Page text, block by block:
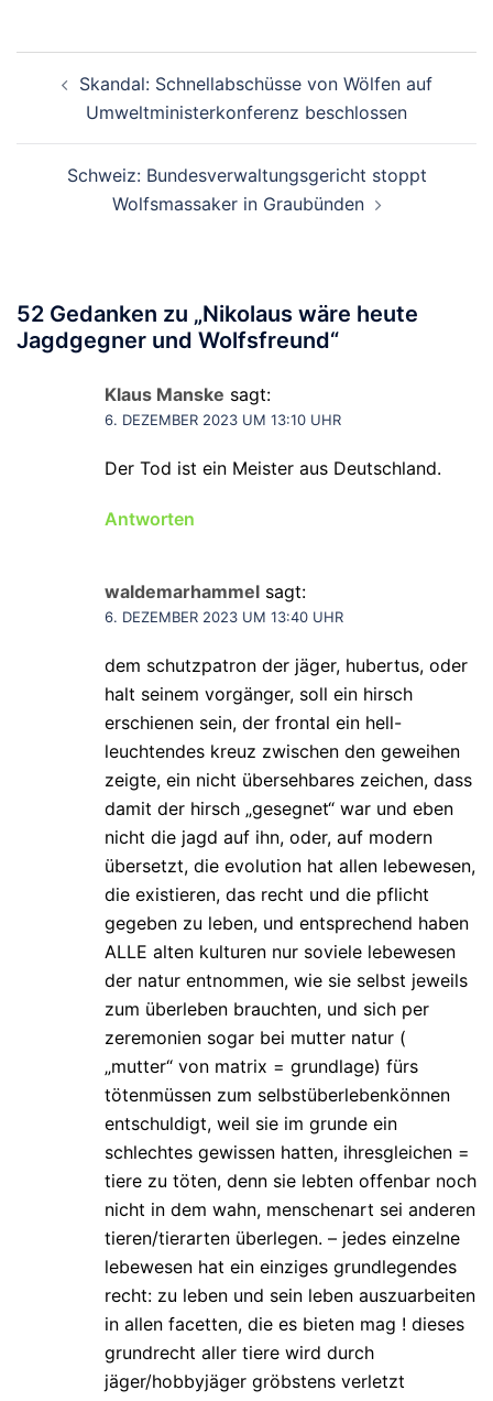
Skandal: Schnellabschüsse von Wölfen auf
Umweltministerkonferenz beschlossen
Schweiz: Bundesverwaltungsgericht stoppt
Wolfsmassaker in Graubünden
52 Gedanken zu „Nikolaus wäre heute
Jagdgegner und Wolfsfreund“
Klaus Manske sagt:
6. DEZEMBER 2023 UM 13:10 UHR
Der Tod ist ein Meister aus Deutschland.
Antworten
waldemarhammel sagt:
6. DEZEMBER 2023 UM 13:40 UHR
dem schutzpatron der jäger, hubertus, oder
halt seinem vorgänger, soll ein hirsch
erschienen sein, der frontal ein hell-
leuchtendes kreuz zwischen den geweihen
zeigte, ein nicht übersehbares zeichen, dass
damit der hirsch „gesegnet“ war und eben
nicht die jagd auf ihn, oder, auf modern
übersetzt, die evolution hat allen lebewesen,
die existieren, das recht und die pflicht
gegeben zu leben, und entsprechend haben
ALLE alten kulturen nur soviele lebewesen
der natur entnommen, wie sie selbst jeweils
zum überleben brauchten, und sich per
zeremonien sogar bei mutter natur (
„mutter“ von matrix = grundlage) fürs
tötenmüssen zum selbstüberlebenkönnen
entschuldigt, weil sie im grunde ein
schlechtes gewissen hatten, ihresgleichen =
tiere zu töten, denn sie lebten offenbar noch
nicht in dem wahn, menschenart sei anderen
tieren/tierarten überlegen. – jedes einzelne
lebewesen hat ein einziges grundlegendes
recht: zu leben und sein leben auszuarbeiten
in allen facetten, die es bieten mag ! dieses
grundrecht aller tiere wird durch
jäger/hobbyjäger gröbstens verletzt